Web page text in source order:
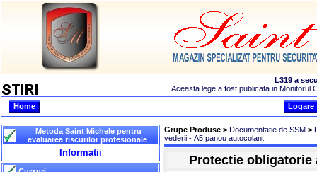
Home Logare
Metoda Saint Michele pentru
evaluarea riscurilor profesionale
Informatii
Grupe Produse > Documentatie de SSM >
vederii - A5 panou autocolant
Protectie obligatorie